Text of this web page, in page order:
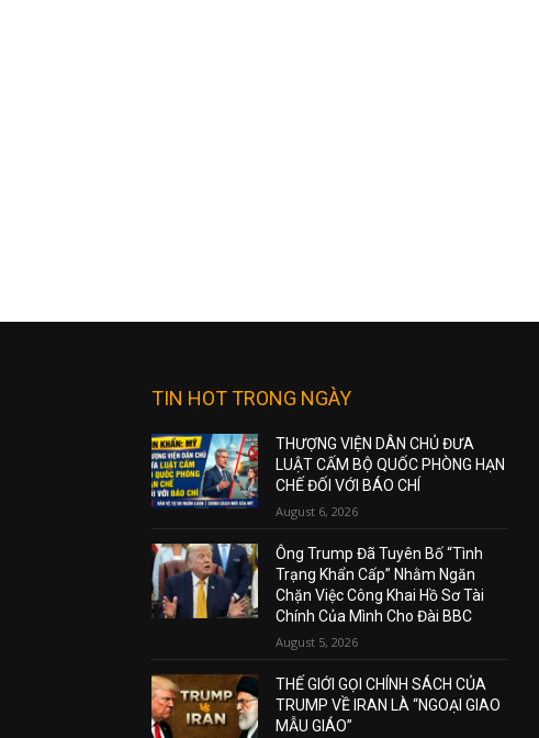
TIN HOT TRONG NGÀY
THƯỢNG VIỆN DÂN CHỦ ĐƯA
LUẬT CẤM BỘ QUỐC PHÒNG HẠN
CHẾ ĐỐI VỚI BÁO CHÍ
August 6, 2026
Ông Trump Đã Tuyên Bố “Tình
Trạng Khẩn Cấp” Nhằm Ngăn
Chặn Việc Công Khai Hồ Sơ Tài
Chính Của Mình Cho Đài BBC
August 5, 2026
THẾ GIỚI GỌI CHÍNH SÁCH CỦA
TRUMP VỀ IRAN LÀ “NGOẠI GIAO
MẪU GIÁO”